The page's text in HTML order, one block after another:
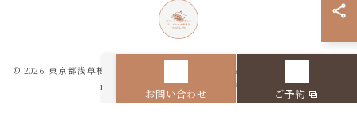
お問い合わせ ご予約
© 2026 東京都浅草橋のエステなら目の、シワとたるみのフェイシャル専門店
regalo ALL RIGHTS RESERVED.